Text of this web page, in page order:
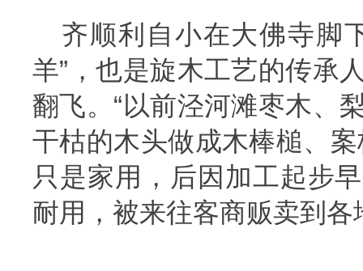
齐顺利自小在大佛寺脚
羊”，也是旋木工艺的传承
翻飞。“以前泾河滩枣木、
干枯的木头做成木棒槌、
只是家用，后因加工起步
耐用，被来往客商贩卖到各